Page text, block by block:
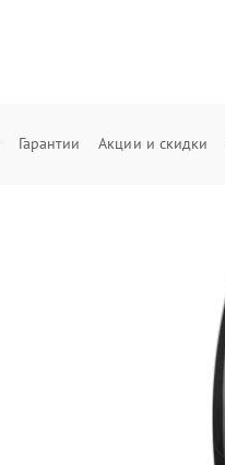
Гарантии Акции и скидки